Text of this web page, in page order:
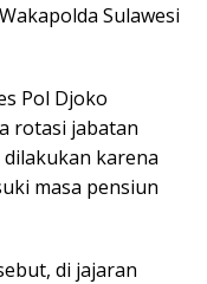
Sulawesi
Pol Djoko
rotasi jabatan
karena
masa pensiun
di jajaran